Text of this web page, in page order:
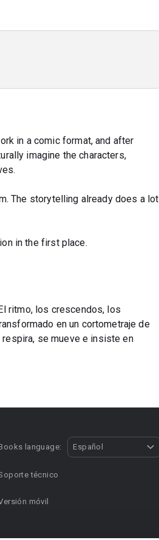
in a comic format, and after
imagine the characters,
The storytelling already does a lot
in the first place.
ritmo, los crescendos, los
en un cortometraje de
se mueve e insiste en
language: Español
técnico
móvil